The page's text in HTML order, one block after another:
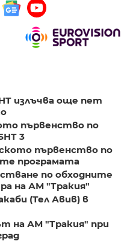
излъчва още пет
първенство по
3
първенство по
програмата
по обходните
на АМ "Тракия"
(Тел Авив) в
на АМ "Тракия" при